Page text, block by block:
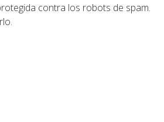
contra los robots de spam.